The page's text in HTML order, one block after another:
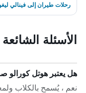
رحلات طيران إلى فينالي
الأسئلة
هل يعتبر هوتل كورالو
نعم ، يُسمح بالكلاب